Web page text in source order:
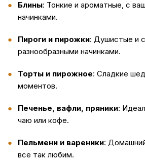
Блины: Тонкие и ароматные, с
начинками.
Пироги и пирожки: Душистые и
разнообразными начинками.
Торты и пирожное: Сладкие
моментов.
Печенье, вафли, пряники:
чаю или кофе.
Пельмени и вареники:
все так любим.